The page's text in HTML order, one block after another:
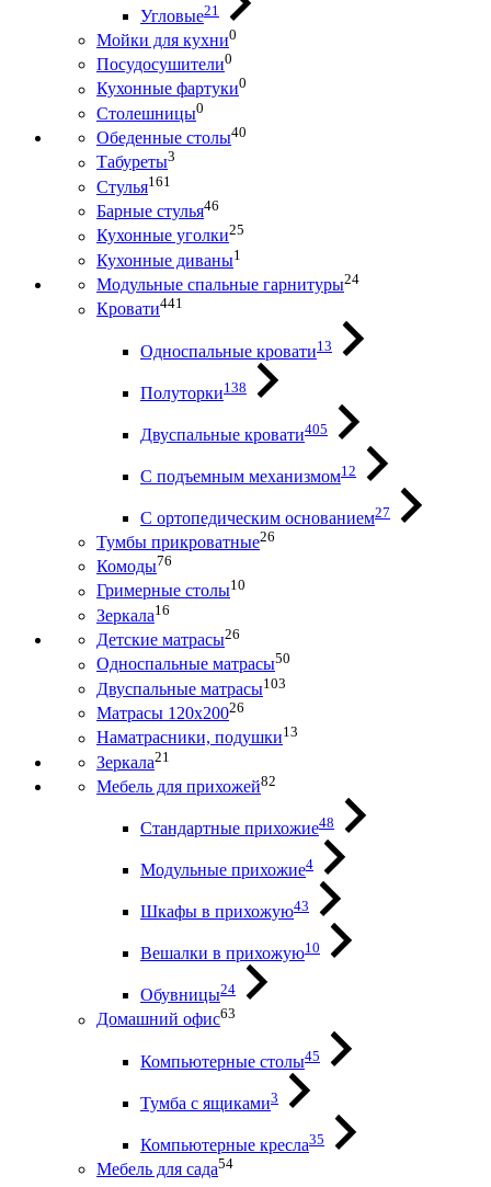
Угловые21
Мойки для кухни0
Посудосушители0
Кухонные фартуки0
Столешницы0
Обеденные столы40
Табуреты3
Стулья161
Барные стулья46
Кухонные уголки25
Кухонные диваны1
Модульные спальные гарнитуры24
Кровати441
Односпальные кровати13
Полуторки138
Двуспальные кровати405
С подъемным механизмом12
С ортопедическим основанием27
Тумбы прикроватные26
Комоды76
Гримерные столы10
Зеркала16
Детские матрасы26
Односпальные матрасы50
Двуспальные матрасы103
Матрасы 120х20026
Наматрасники, подушки13
Зеркала21
Мебель для прихожей82
Стандартные прихожие48
Модульные прихожие4
Шкафы в прихожую43
Вешалки в прихожую10
Обувницы24
Домашний офис63
Компьютерные столы45
Тумба с ящиками3
Компьютерные кресла35
Мебель для сада54